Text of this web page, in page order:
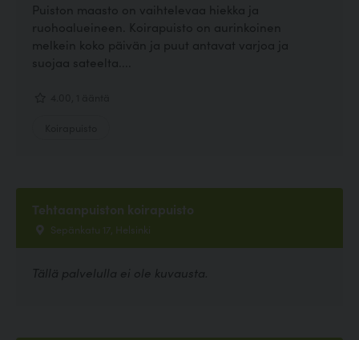
Puiston maasto on vaihtelevaa hiekka ja
ruohoalueineen. Koirapuisto on aurinkoinen
melkein koko päivän ja puut antavat varjoa ja
suojaa sateelta....
Tehtaanpuiston koirapuisto
Sepänkatu 17, Helsinki
Tällä palvelulla ei ole kuvausta.